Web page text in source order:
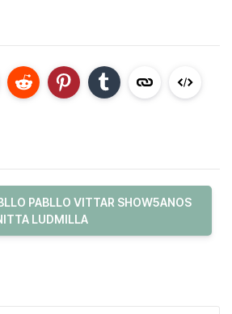
PABLLO VITTAR SHOW5ANOS
LUDMILLA